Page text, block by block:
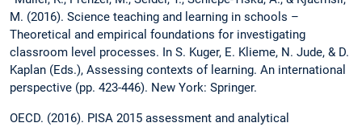
M. (2016). Science teaching and learning in schools –
Theoretical and empirical foundations for investigating
classroom level processes. In S. Kuger, E. Klieme, N. Jude, & D.
Kaplan (Eds.), Assessing contexts of learning. An international
perspective (pp. 423-446). New York: Springer.
OECD. (2016). PISA 2015 assessment and analytical